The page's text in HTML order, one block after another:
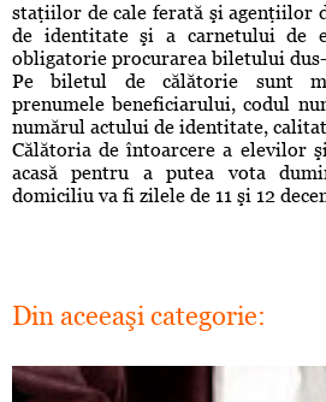
staţiilor de cale ferată şi agenţiilor
de identitate şi a carnetului de
obligatorie procurarea biletului
Pe biletul de călătorie sunt
prenumele beneficiarului, codul
numărul actului de identitate,
Călătoria de întoarcere a elevilor
acasă pentru a putea vota
domiciliu va fi zilele de 11 şi 12
Din aceeaşi categorie: